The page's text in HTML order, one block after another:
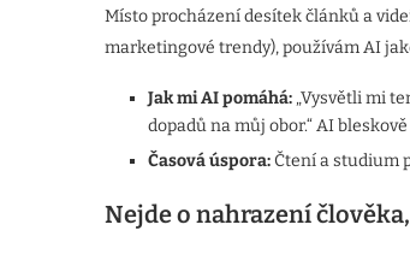
Místo procházení desítek článků a
marketingové trendy), používám AI
Jak mi AI pomáhá: „Vysvětli mi
dopadů na můj obor.“ AI
Časová úspora:Čtení a studium
Nejde o nahrazení